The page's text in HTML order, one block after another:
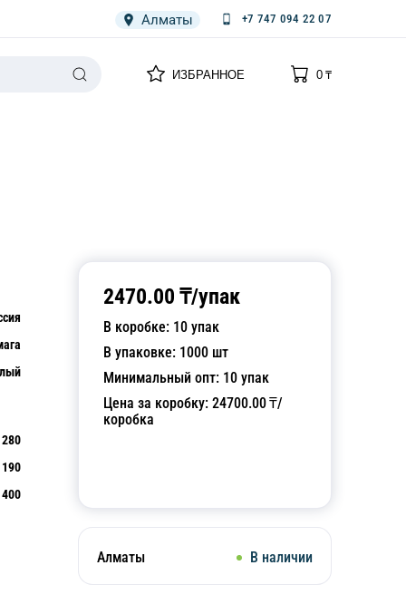
Алматы +7 747 094 22 07
ИЗБРАННОЕ
0
0₸
2470.00 ₸/упак
В коробке: 10 упак
В упаковке: 1000 шт
Минимальный опт: 10 упак
Цена за коробку: 24700.00₸/
коробка
Алматы В наличии
280
190
400